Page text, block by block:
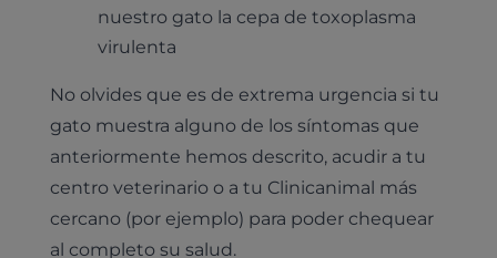
Todas las especialidades
nuestro gato la cepa de toxoplasma
virulenta
No olvides que es de extrema urgencia si tu
gato muestra alguno de los síntomas que
anteriormente hemos descrito, acudir a tu
centro veterinario o a tu Clinicanimal más
cercano (por ejemplo) para poder chequear
al completo su salud.